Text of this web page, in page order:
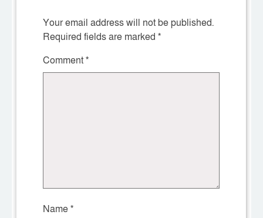
Your email address will not be published.
Required fields are marked *
Comment*
Name*